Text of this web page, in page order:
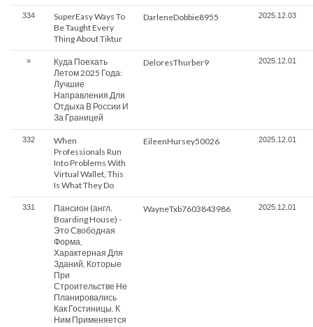
334
SuperEasy Ways To
Be Taught Every
Thing About Tiktur
DarleneDobbie8955 2025.12.03
»
Куда Поехать
Летом 2025 Года:
Лучшие
Направления Для
Отдыха В России И
За Границей
DeloresThurber9 2025.12.01
332
When
Professionals Run
Into Problems With
Virtual Wallet, This
Is What They Do
EileenHursey50026 2025.12.01
331
Пансион (англ.
Boarding House) -
Это Свободная
Форма,
Характерная Для
Зданий, Которые
При
Строительстве Не
Планировались
Как Гостиницы. К
Ним Применяется
WayneTxb7603843986 2025.12.01